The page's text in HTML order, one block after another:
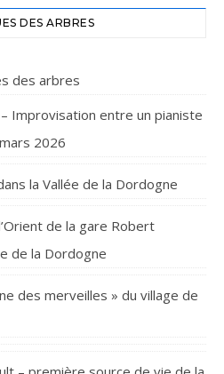
DES ARBRES
des arbres
Improvisation entre un pianiste
2026
la Vallée de la Dordogne
de la gare Robert
de la Dordogne
des merveilles » du village de